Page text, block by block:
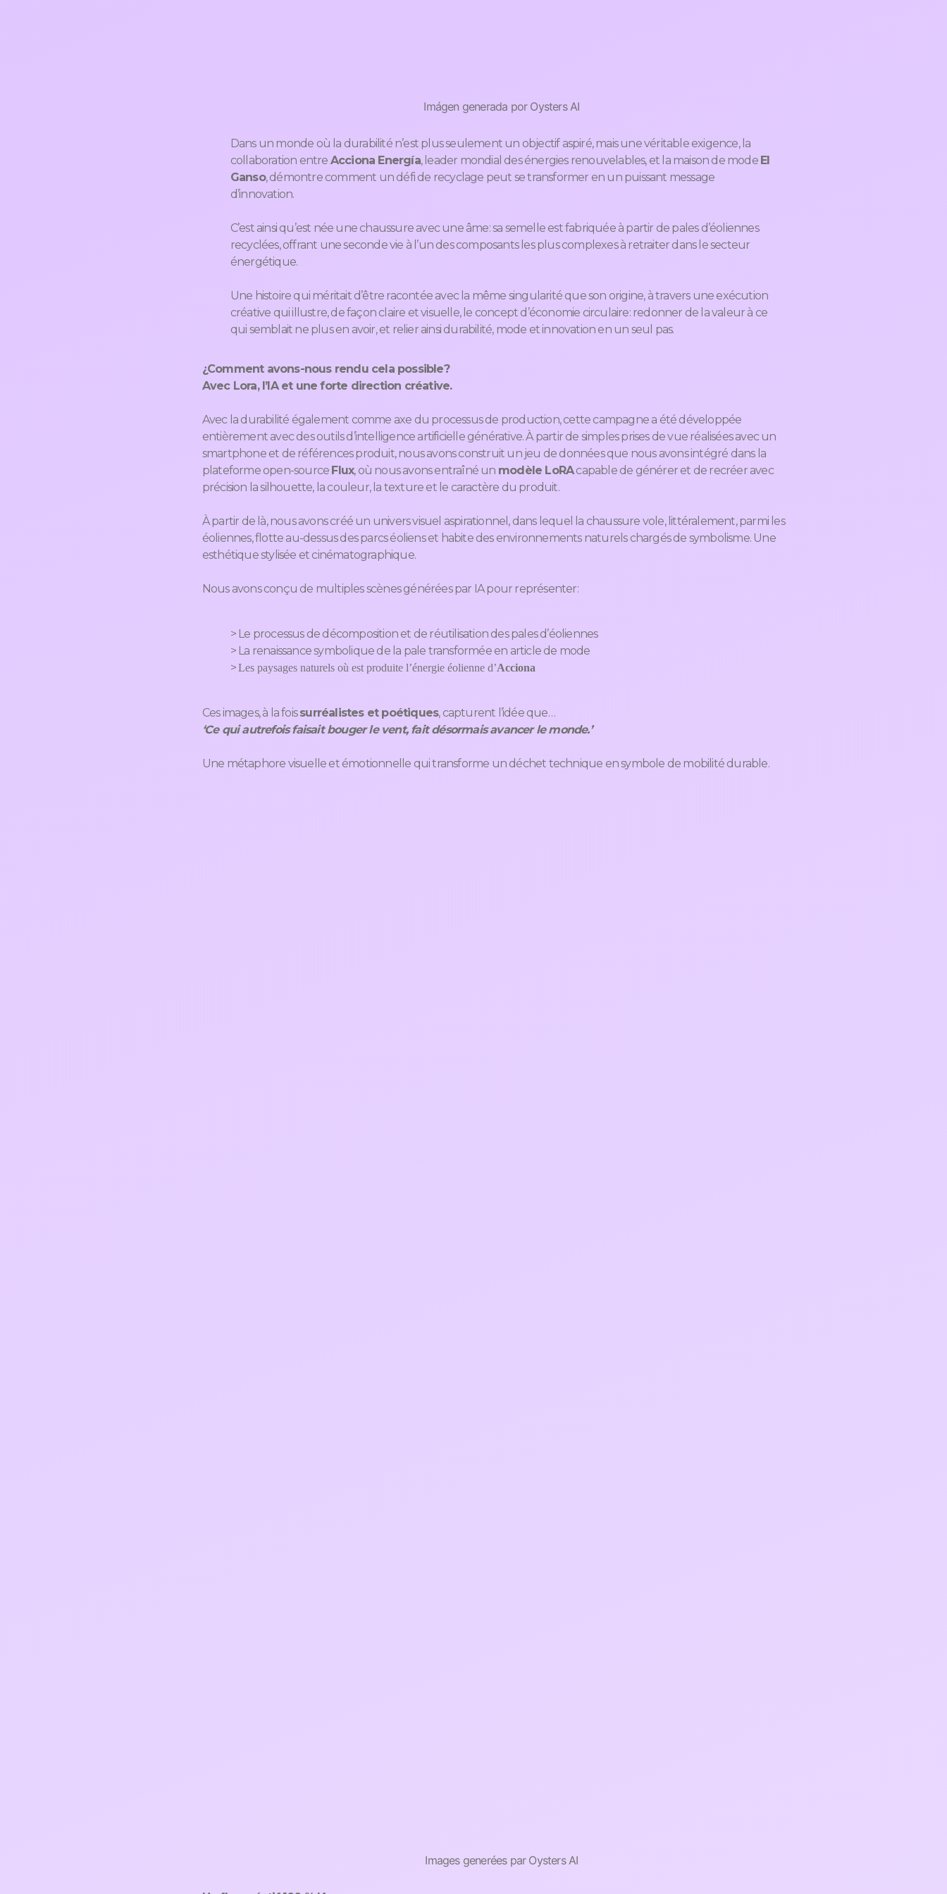
Imágen generada por Oysters AI
Dans un monde où la durabilité n’est plus seulement un objectif aspiré, mais une véritable exigence, la
collaboration entre Acciona Energía, leader mondial des énergies renouvelables, et la maison de mode El
Ganso, démontre comment un défi de recyclage peut se transformer en un puissant message
d’innovation.
C’est ainsi qu’est née une chaussure avec une âme: sa semelle est fabriquée à partir de pales d’éoliennes
recyclées, offrant une seconde vie à l’un des composants les plus complexes à retraiter dans le secteur
énergétique.
Une histoire qui méritait d’être racontée avec la même singularité que son origine, à travers une exécution
créative qui illustre, de façon claire et visuelle, le concept d’économie circulaire: redonner de la valeur à ce
qui semblait ne plus en avoir, et relier ainsi durabilité, mode et innovation en un seul pas.
¿Comment avons-nous rendu cela possible?
Avec Lora, l’IA et une forte direction créative.
Avec la durabilité également comme axe du processus de production, cette campagne a été développée
entièrement avec des outils d’intelligence artificielle générative. À partir de simples prises de vue réalisées avec un
smartphone et de références produit, nous avons construit un jeu de données que nous avons intégré dans la
plateforme open-source Flux, où nous avons entraîné un modèle LoRAcapable de générer et de recréer avec
précision la silhouette, la couleur, la texture et le caractère du produit.
À partir de là, nous avons créé un univers visuel aspirationnel, dans lequel la chaussure vole, littéralement, parmi les
éoliennes, flotte au-dessus des parcs éoliens et habite des environnements naturels chargés de symbolisme. Une
esthétique stylisée et cinématographique.
Nous avons conçu de multiples scènes générées par IA pour représenter:
> Le processus de décomposition et de réutilisation des pales d’éoliennes
> La renaissance symbolique de la pale transformée en article de mode
>Les paysages naturels où est produite l’énergie éolienne d’Acciona
Ces images, à la foissurréalistes et poétiques, capturent l’idée que…
‘Ce qui autrefois faisait bouger le vent, fait désormais avancer le monde.’
Une métaphore visuelle et émotionnelle qui transforme un déchet technique en symbole de mobilité durable.
Images generées par Oysters AI